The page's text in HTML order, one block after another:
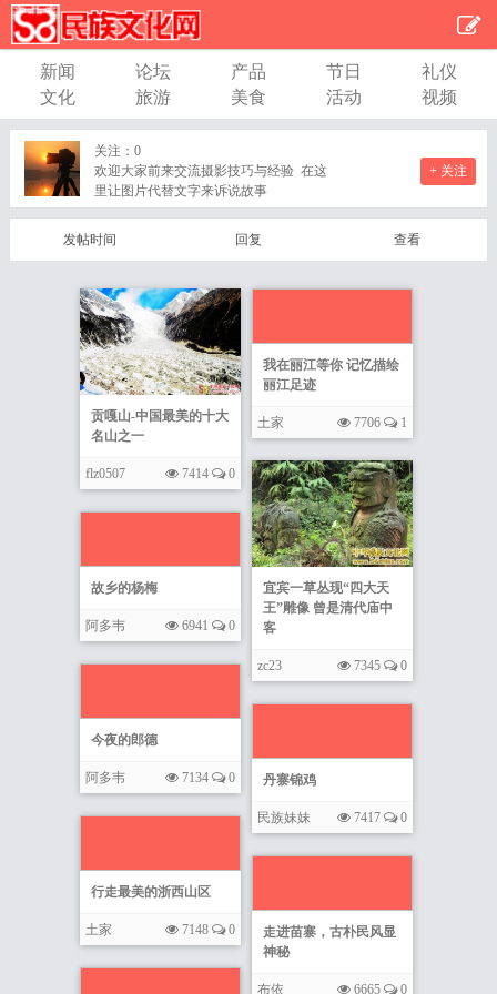
新闻 论坛 产品 节日
礼仪
文化
旅游 美食 活动 视频
关注： 0
欢迎大家前来交流摄影技巧与经验 在这
里让图片代替文字来诉说故事
+ 关注
发帖时间 回复 查看
贡嘎山-中国最美的十大
名山之一
7414 0
flz0507
我在丽江等你 记忆描绘
丽江足迹
7706 1
土家
宜宾一草丛现“四大天
王”雕像 曾是清代庙中
客
7345 0
zc23
故乡的杨梅
6941 0
阿多韦
今夜的郎德
7134 0
阿多韦 丹寨锦鸡
7417 0
民族妹妹
行走最美的浙西山区
7148 0
土家
走进苗寨，古朴民风显
神秘
6665 0
布依